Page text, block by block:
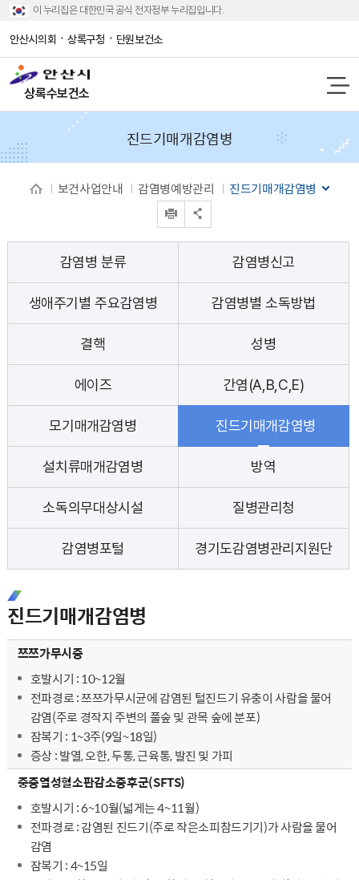
이 누리집은 대한민국 공식 전자정부 누리집입니다.
안산시의회 상록구청 단원보건소
상록수보건소
진드기매개감염병
보건사업안내 감염병예방관리 진드기매개감염병
감염병 분류 감염병신고
생애주기별 주요감염병 감염병별 소독방법
결핵 성병
에이즈 간염(A,B,C,E)
모기매개감염병 진드기매개감염병
설치류매개감염병 방역
소독의무대상시설 질병관리청
감염병포털 경기도감염병관리지원단
진드기매개감염병
쯔쯔가무시증
호발시기 : 10~12월
전파경로 : 쯔쯔가무시균에 감염된 털진드기 유충이 사람을 물어
감염(주로 경작지 주변의 풀숲 및 관목 숲에 분포)
잠복기 : 1~3주(9일~18일)
증상 : 발열, 오한, 두통, 근육통, 발진 및 가피
중증열성혈소판감소증후군(SFTS)
호발시기 : 6~10월(넓게는 4~11월)
전파경로 : 감염된 진드기(주로 작은소피참드기기)가 사람을 물어
감염
잠복기 : 4~15일